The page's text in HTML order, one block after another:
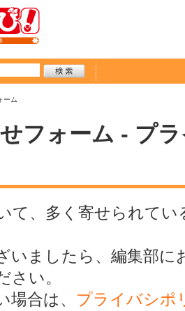
ーム
フォーム - プ
て、多く寄せられてい
いましたら、編集部
さい。
場合は、 プライバシポ